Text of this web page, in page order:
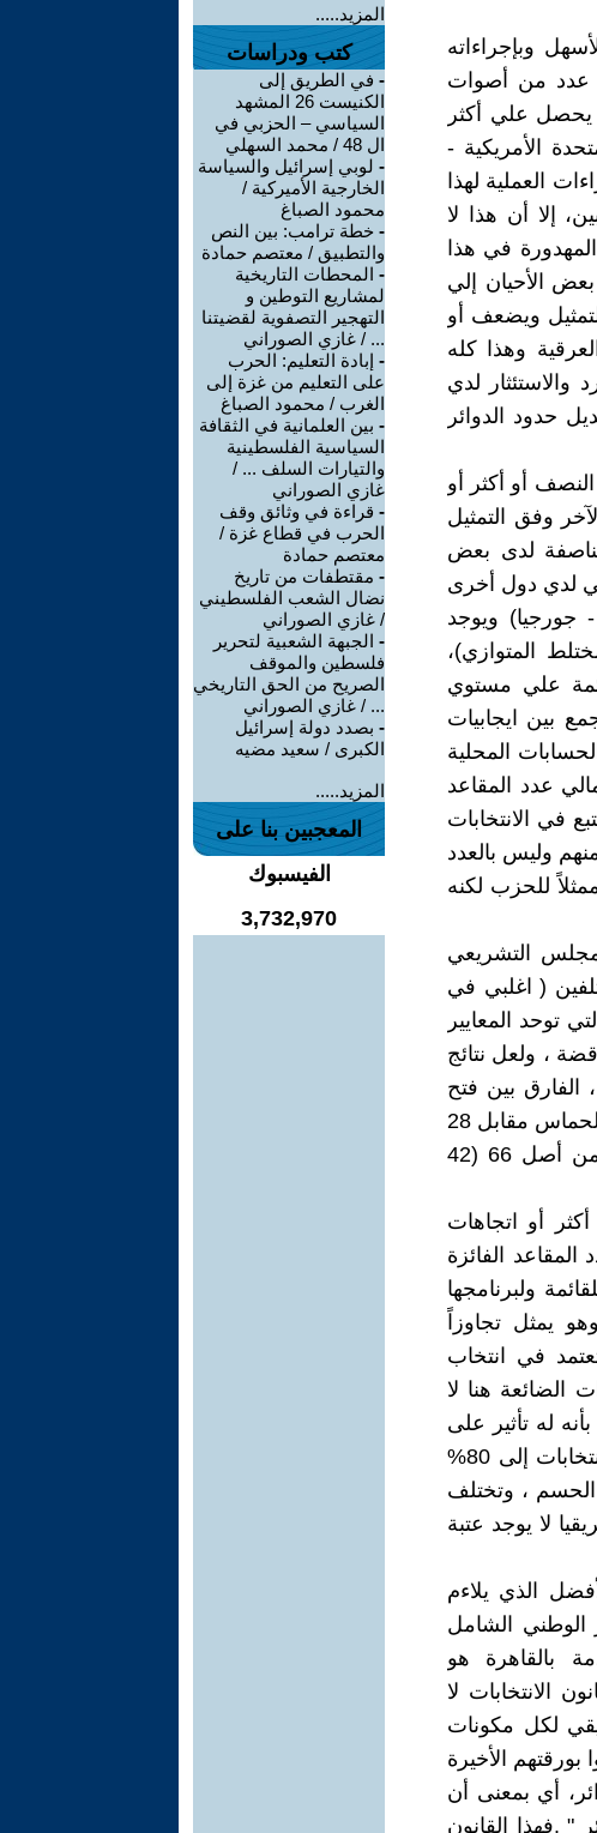
وبإجراءاته
عدد من أصوات
يحصل علي أكثر
الأمريكية -
العملية لهذا
إلا أن هذا لا
في هذا
بل وقد تصل في بعض الأحيان إلي
ويضعف أو
وهذا كله
لدي
حدود الدوائر
أو أكثر أو
وفق التمثيل
لدى بعض
لدي دول أخرى
- جورجيا) ويوجد
المتوازي)،
علي مستوي
بين ايجابيات
المحلية
عدد المقاعد
في الانتخابات
وليس بالعدد
للحزب لكنه
التشريعي
مختلفين ( اغلبي في
توحد المعايير
، ولعل نتائج
التناقض ، الفارق بين فتح
وحماس في القائمة (التمثيل النسبي) مقعد واحد من أصل 66 (29 لحماس مقابل 28
لفتح ) بينما الفارق بينهما في الدوائر التمثيل الأغلبي 28 مقعداً من أصل 66 (42
أو اتجاهات
الفائزة
ولبرنامجها
يمثل تجاوزاً
67 دولة في العالم تعتمد في انتخاب
الضائعة هنا لا
بأنه له تأثير على
نتيجة الاقتراع وعلى اختيار المرشحين وتصل نسبة المشاركة بالانتخابات إلى 80%
الحسم ، وتختلف
1.5% وفي جنوب أفريقيا لا يوجد عتبة
الذي يلاءم
الشامل
بالقاهرة هو
الانتخابات لا
لكل مكونات
الأخيرة
الوطنين 75% تمثيل نسبي، و25% دوائر، أي بمعنى أن
النسبي،و33 مقعد للدوائر " .فهذا القانون
المزيد.....
كتب ودراسات
- في الطريق إلى
الكنيست 26 المشهد
السياسي – الحزبي في
ال 48 / محمد السهلي
- لوبي إسرائيل والسياسة
الخارجية الأميركية /
محمود الصباغ
- خطة ترامب: بين النص
والتطبيق / معتصم حمادة
- المحطات التاريخية
لمشاريع التوطين و
التهجير التصفوية لقضيتنا
... / غازي الصوراني
- إبادة التعليم: الحرب
على التعليم من غزة إلى
الغرب / محمود الصباغ
- بين العلمانية في الثقافة
السياسية الفلسطينية
والتيارات السلف ... /
غازي الصوراني
- قراءة في وثائق وقف
الحرب في قطاع غزة /
معتصم حمادة
- مقتطفات من تاريخ
نضال الشعب الفلسطيني
/ غازي الصوراني
- الجبهة الشعبية لتحرير
فلسطين والموقف
الصريح من الحق التاريخي
... / غازي الصوراني
- بصدد دولة إسرائيل
الكبرى / سعيد مضيه
المزيد.....
المعجبين بنا على
الفيسبوك
3,732,970